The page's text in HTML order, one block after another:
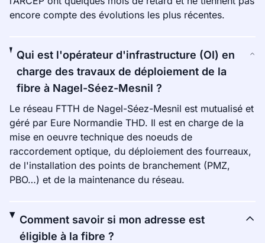
encore compte des évolutions les plus récentes.
Qui est l'opérateur d'infrastructure (OI) en
charge des travaux de déploiement de la
fibre à Nagel-Séez-Mesnil ?
Le réseau FTTH de Nagel-Séez-Mesnil est mutualisé et
géré par Eure Normandie THD. Il est en charge de la
mise en oeuvre technique des noeuds de
raccordement optique, du déploiement des fourreaux,
de l'installation des points de branchement (PMZ,
PBO…) et de la maintenance du réseau.
Comment savoir si mon adresse est
éligible à la fibre ?